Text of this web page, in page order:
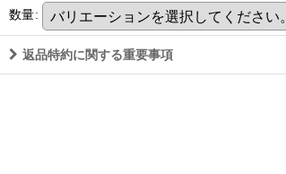
数量:
返品特約に関する重要事項